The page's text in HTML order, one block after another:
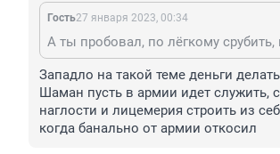
Гость27 января 2023, 00:34
Западло на такой теме деньги
Шаман пусть в армии идет служить,
наглости и лицемерия строить из
когда банально от армии откосил